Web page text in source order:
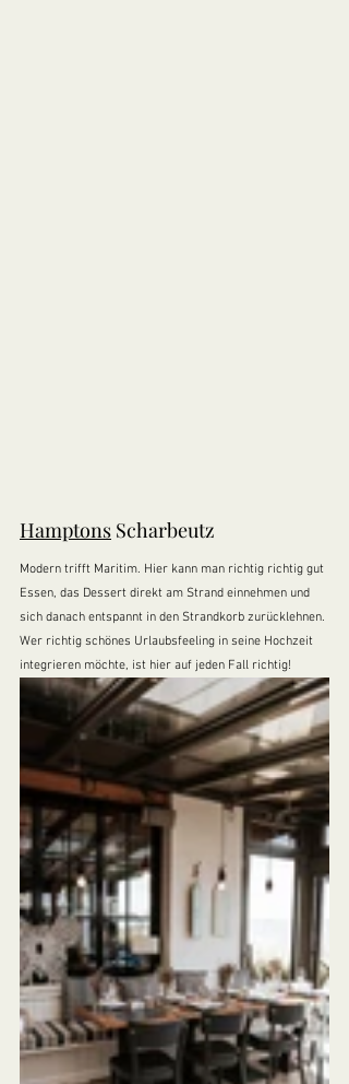
Hamptons Scharbeutz
Modern trifft Maritim. Hier kann man richtig richtig gut
Essen, das Dessert direkt am Strand einnehmen und
sich danach entspannt in den Strandkorb zurücklehnen.
Wer richtig schönes Urlaubsfeeling in seine Hochzeit
integrieren möchte, ist hier auf jeden Fall richtig!